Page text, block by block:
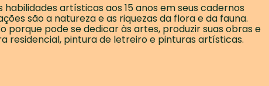
artísticas aos 15 anos em seus cadernos
são a natureza e as riquezas da flora e da fauna.
porque pode se dedicar às artes, produzir suas obras e
residencial, pintura de letreiro e pinturas artísticas.